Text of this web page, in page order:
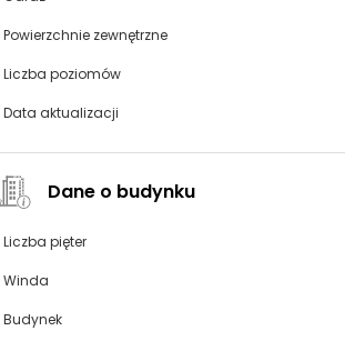
Powierzchnie zewnętrzne
Liczba poziomów
Data aktualizacji
Dane o budynku
Liczba pięter
Winda
Budynek